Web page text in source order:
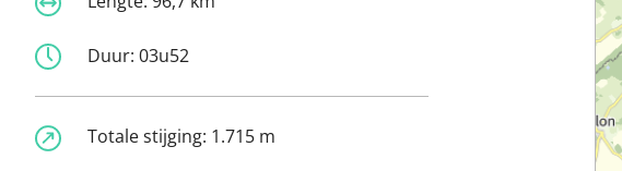
Duur: 03u52
Totale stijging: 1.715 m